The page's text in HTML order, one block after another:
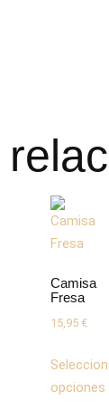
Camisa
Fresa
15,95 €
opciones